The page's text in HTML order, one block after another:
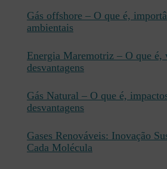
Gás offshore – O que é,
ambientais
Energia Maremotriz – O que é,
desvantagens
Gás Natural – O que é,
desvantagens
Gases Renováveis: Inovação
Cada Molécula